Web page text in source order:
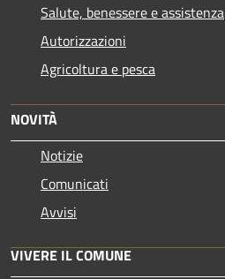
Salute, benessere e assistenza
Autorizzazioni
Agricoltura e pesca
NOVITÀ
Notizie
Comunicati
Avvisi
VIVERE IL COMUNE